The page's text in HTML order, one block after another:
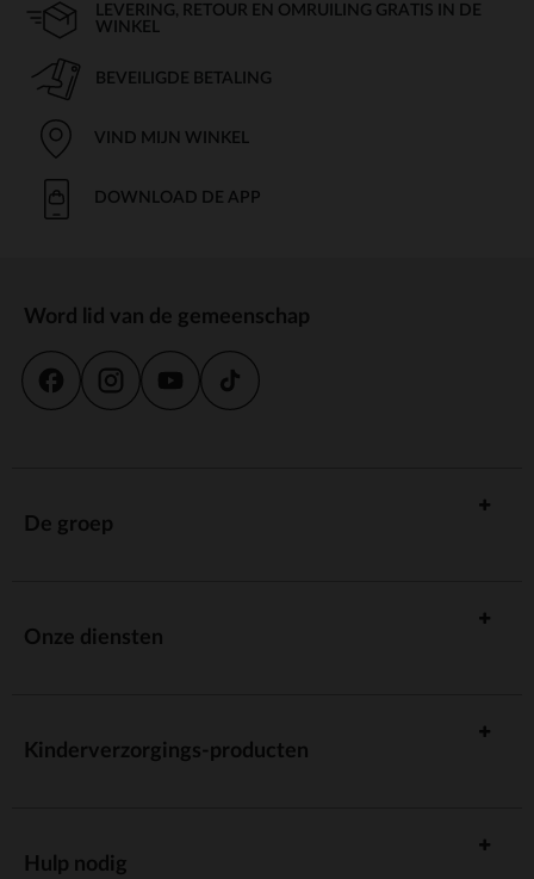
LEVERING, RETOUR EN OMRUILING GRATIS IN DE
WINKEL
BEVEILIGDE BETALING
VIND MIJN WINKEL
DOWNLOAD DE APP
Word lid van de gemeenschap
De groep
Onze diensten
Kinderverzorgings-producten
Hulp nodig